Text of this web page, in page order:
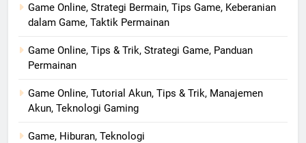
Game Online, Strategi Bermain, Tips Game, Keberanian
dalam Game, Taktik Permainan
Game Online, Tips & Trik, Strategi Game, Panduan
Permainan
Game Online, Tutorial Akun, Tips & Trik, Manajemen
Akun, Teknologi Gaming
Game, Hiburan, Teknologi